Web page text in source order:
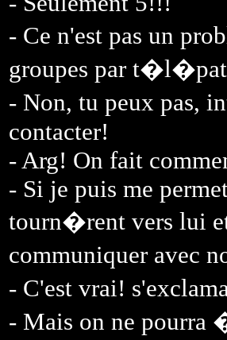
- Ce n'est pas un
groupes par
- Non, tu peux pas,
contacter!
- Arg! On fait
- Si je puis me
tourn�rent vers lui
communiquer avec
- C'est vrai!
- Mais on ne pourra